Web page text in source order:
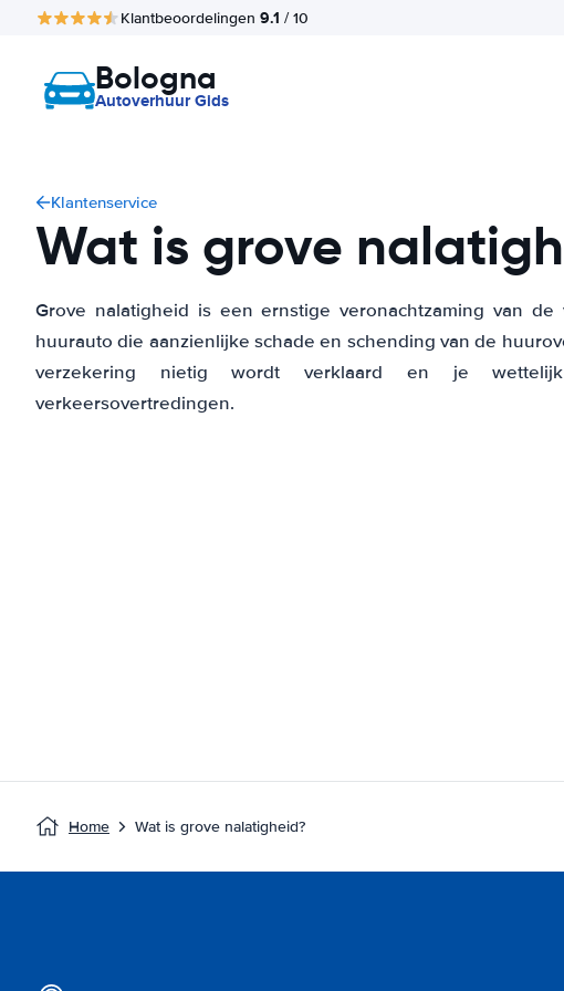
Klantbeoordelingen 9.1 / 10
Bologna
Autoverhuur Gids
Klantenservice
Wat is grove
Grove nalatigheid is een ernstige veronachtzaming van
huurauto die aanzienlijke schade en schending van de
verzekering nietig wordt verklaard en je
verkeersovertredingen.
Home Wat is grove nalatigheid?